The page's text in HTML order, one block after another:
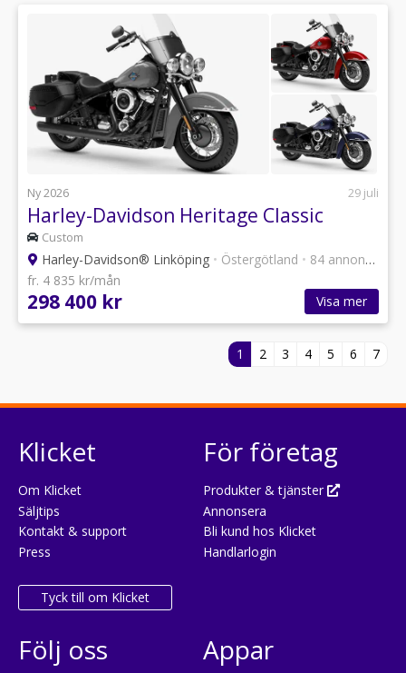
Ny 2026 29 juli
Harley-Davidson Heritage Classic
Custom
Harley-Davidson® Linköping • Östergötland • 84 annonser
fr. 4 835 kr/mån
298 400 kr Visa mer
1 2 3 4 5 6 7
Klicket
Om Klicket
Säljtips
Kontakt & support
Press
Tyck till om Klicket
För företag
Produkter & tjänster
Annonsera
Bli kund hos Klicket
Handlarlogin
Följ oss Appar